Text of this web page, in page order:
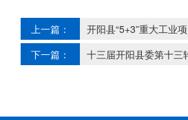
上一篇：
开阳县“5+3”重大工业
下一篇：
十三届开阳县委第十三